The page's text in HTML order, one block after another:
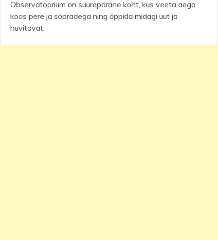
Observatoorium on suurepärane koht, kus veeta aega
koos pere ja sõpradega ning õppida midagi uut ja
huvitavat.